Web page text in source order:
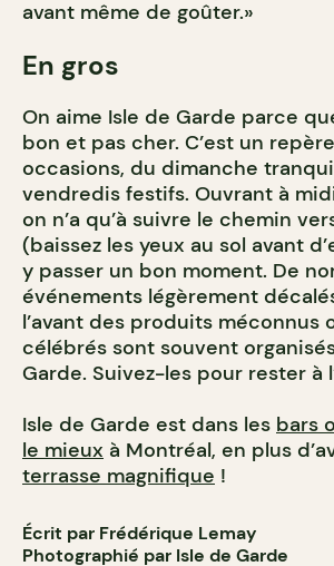
avant même de goûter.»
En gros
On aime Isle de Garde parce
bon et pas cher. C’est un
occasions, du dimanche
vendredis festifs. Ouvrant à
on n’a qu’à suivre le chemin
(baissez les yeux au sol avant
y passer un bon moment. De
événements légèrement
l’avant des produits méconnus
célébrés sont souvent
Garde. Suivez-les pour rester à
Isle de Garde est dans les bars
le mieux à Montréal, en plus
terrasse magnifique !
Écrit par Frédérique Lemay
Photographié par Isle de Garde